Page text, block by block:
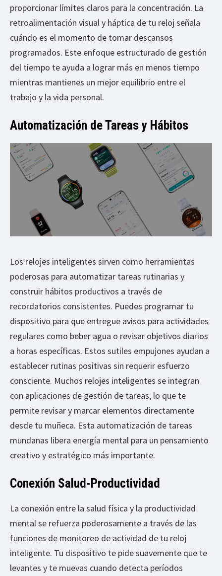
proporcionar límites claros para la concentración. La
retroalimentación visual y háptica de tu reloj señala
cuándo es el momento de tomar descansos
programados. Este enfoque estructurado de gestión
del tiempo te ayuda a lograr más en menos tiempo
mientras mantienes un mejor equilibrio entre el
trabajo y la vida personal.
Automatización de Tareas y Hábitos
Los relojes inteligentes sirven como herramientas
poderosas para automatizar tareas rutinarias y
construir hábitos productivos a través de
recordatorios consistentes. Puedes programar tu
dispositivo para que entregue avisos para actividades
regulares como beber agua o revisar objetivos diarios
a horas específicas. Estos sutiles empujones ayudan a
establecer rutinas positivas sin requerir esfuerzo
consciente. Muchos relojes inteligentes se integran
con aplicaciones de gestión de tareas, lo que te
permite revisar y marcar elementos directamente
desde tu muñeca. Esta automatización de tareas
mundanas libera energía mental para un pensamiento
creativo y estratégico más importante.
Conexión Salud-Productividad
La conexión entre la salud física y la productividad
mental se refuerza poderosamente a través de las
funciones de monitoreo de actividad de tu reloj
inteligente. Tu dispositivo te pide suavemente que te
levantes y te muevas cuando detecta períodos